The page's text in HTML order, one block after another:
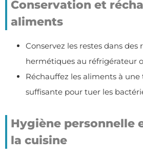
Conservation et
aliments
Conservez les restes dans des
hermétiques au réfrigérateur
Réchauffez les aliments à
suffisante pour tuer les
Hygiène personnelle
la cuisine